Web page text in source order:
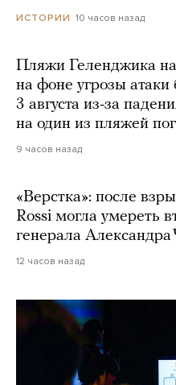
ИСТОРИИ 10 часов назад
Пляжи Геленджика
на фоне угрозы атаки
3 августа из-за
на один из пляжей
9 часов назад
«Верстка»: после
Rossi могла умереть
генерала Александра
12 часов назад